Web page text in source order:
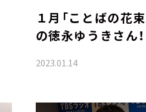
１月「ことばの花
の徳永ゆうきさん！
2023.01.14